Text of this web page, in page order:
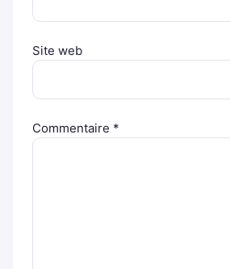
Site web
Commentaire *